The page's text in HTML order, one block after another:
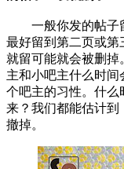
一般你发的帖子留
最好留到第二页或第
就留可能就会被删
主和小吧主什么时
个吧主的习性。什么
来？我们都能估计到
撤掉。